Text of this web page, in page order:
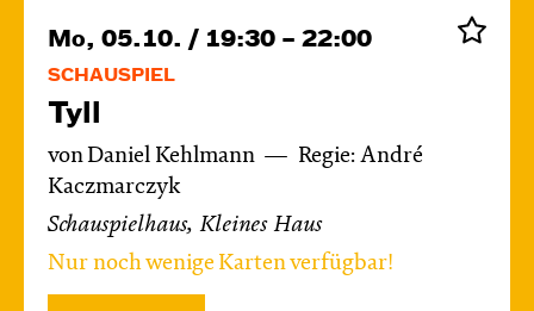
Mo, 05.10. / 19:30 – 22:00
SCHAUSPIEL
Tyll
von Daniel Kehlmann
Regie: André
Kaczmarczyk
Schauspielhaus, Kleines Haus
Nur noch wenige Karten verfügbar!